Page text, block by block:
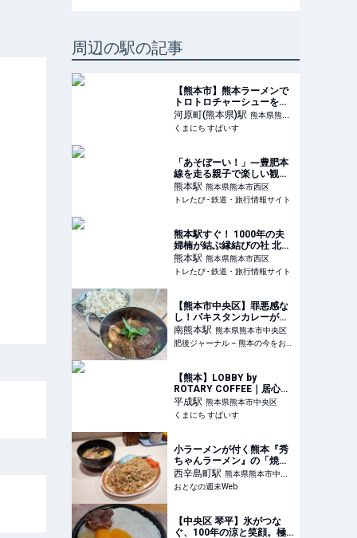
周辺の駅の記事
【熊本市】熊本ラーメンで
トロトロチャーシューを味
わう！京.大将軍（けい だ
いしょうぐん）【岩下雄一
郎のラーメン探訪記】 | く
河原町(熊本県)駅 熊本県熊本
市中央区
くまにち すぱいす
「あそぼーい！」―豊肥本
線を走る親子で楽しい観光
特急（THE列車） | トレた
び - 鉄道・旅行情報サイト
熊本駅 熊本県熊本市西区
トレたび - 鉄道・旅行情報サイト
熊本駅すぐ！ 1000年の夫
婦楠が結ぶ縁結びの社 北岡
神社【むすび鉄】 | トレた
び - 鉄道・旅行情報サイト
熊本駅 熊本県熊本市西区
トレたび - 鉄道・旅行情報サイト
【熊本市中央区】罪悪感な
し！パキスタンカレーが楽
しめる「クマモトカラヒ」 |
肥後ジャーナル – 熊本の今
をお届けするメディアサイ
南熊本駅 熊本県熊本市中央区
肥後ジャーナル – 熊本の今をお届けするメディアサイト
【熊本】LOBBY by
ROTARY COFFEE｜居心地
抜群！自家焙煎コーヒーと
手作りごはんが楽しめる隠
れ家カフェ | くまにち すぱ
平成駅 熊本県熊本市中央区
くまにち すぱいす
小ラーメンが付く熊本『秀
ちゃんラーメン』の「焼き
めしセット」の味とボリュ
ームに驚愕！
西辛島町駅 熊本県熊本市中央
区
おとなの週末Web
【中央区 琴平】氷がつな
ぐ、100年の涼と笑顔。極